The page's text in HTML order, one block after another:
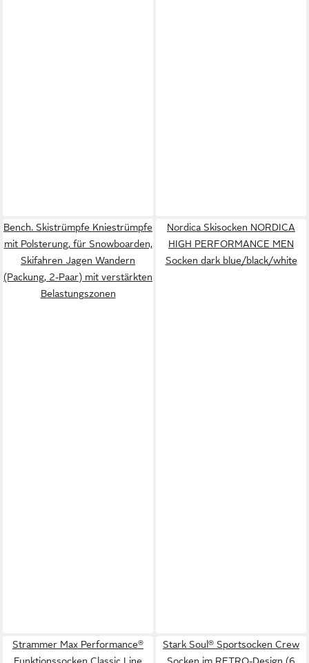
Bench. Skistrümpfe Kniestrümpfe
mit Polsterung, für Snowboarden,
Skifahren Jagen Wandern
(Packung, 2-Paar) mit verstärkten
Belastungszonen
Nordica Skisocken NORDICA
HIGH PERFORMANCE MEN
Socken dark blue/black/white
Strammer Max Performance®
Funktionssocken Classic Line
Stark Soul® Sportsocken Crew
Socken im RETRO-Design (6